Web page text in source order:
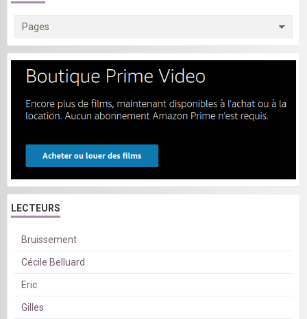
LECTEURS
Bruissement
Cécile Belluard
Eric
Gilles